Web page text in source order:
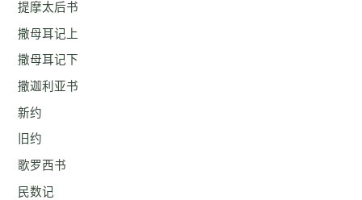
提摩太后书
撒母耳记上
撒母耳记下
撒迦利亚书
新约
旧约
歌罗西书
民数记